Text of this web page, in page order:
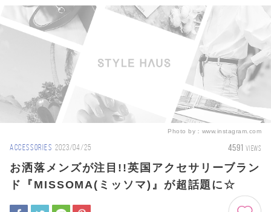
Photo by： www.instagram.com
ACCESSORIES 2023/04/25 4591 VIEWS
お洒落メンズが注目!!英国アクセサリーブラン
ド『MISSOMA(ミッソマ)』が超話題に☆